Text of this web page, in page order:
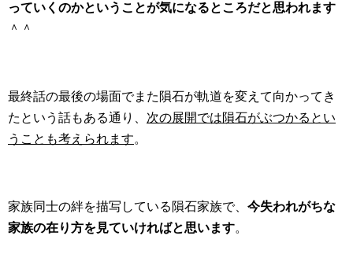
っていくのかということが気になるところだと思われます
＾＾
最終話の最後の場面でまた隕石が軌道を変えて向かってき
たという話もある通り、 次の展開では隕石がぶつかるとい
うことも考えられます。
家族同士の絆を描写している隕石家族で、 今失われがちな
家族の在り方を見ていければと思います。